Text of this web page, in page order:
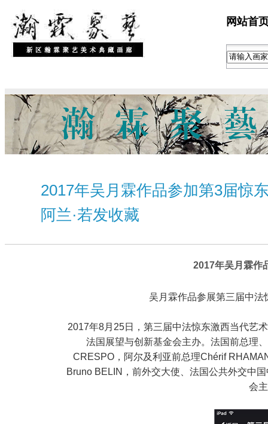
网站首
2017年吴月霖作品参加第3届惊
阿兰·若发收藏
2017年吴月霖作
吴月霖作品参展第三届中法
2017年8月25日，第三届中法惊东激西当代艺
法国展望与创新基金会主办。法国前总理
CRESPO，阿尔及利亚前总理Chérif
Bruno BELIN，前外交大使、法国公共外交中
会